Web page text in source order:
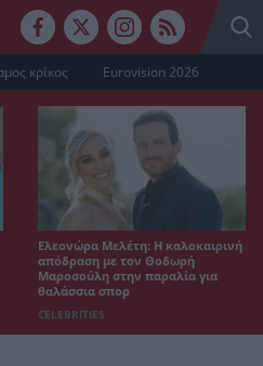
κρίκος Eurovision 2026
Ελεονώρα Μελέτη: Η καλοκαιρινή
απόδραση με τον Θοδωρή
Μαροσούλη στην παραλία για
θαλάσσια σπορ
CELEBRITIES